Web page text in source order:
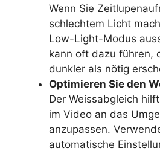
Wenn Sie
schlechtem Licht
Low-Light-Modus
kann oft dazu führen,
dunkler als nötig
Optimieren Sie den
Der Weissabgleich
im Video an das
anzupassen.
automatische